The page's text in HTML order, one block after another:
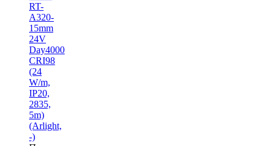
RT-
A320-
15mm
24V
Day4000
CRI98
(24
W/m,
IP20,
2835,
5m)
(Arlight,
-)